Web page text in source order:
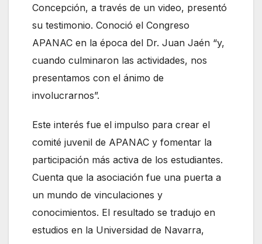
Concepción, a través de un video, presentó
su testimonio. Conoció el Congreso
APANAC en la época del Dr. Juan Jaén “y,
cuando culminaron las actividades, nos
presentamos con el ánimo de
involucrarnos”.
Este interés fue el impulso para crear el
comité juvenil de APANAC y fomentar la
participación más activa de los estudiantes.
Cuenta que la asociación fue una puerta a
un mundo de vinculaciones y
conocimientos. El resultado se tradujo en
estudios en la Universidad de Navarra,